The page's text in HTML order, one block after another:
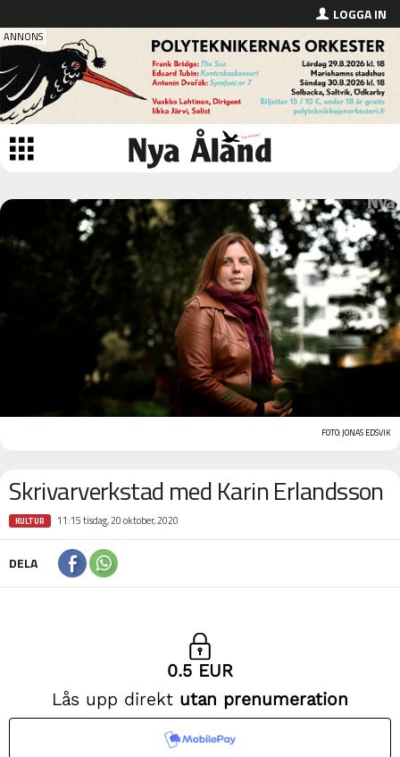
LOGGA IN
FOTO: JONAS EDSVIK
Skrivarverkstad med Karin Erlandsson
KULTUR 11:15 tisdag, 20 oktober, 2020
DELA